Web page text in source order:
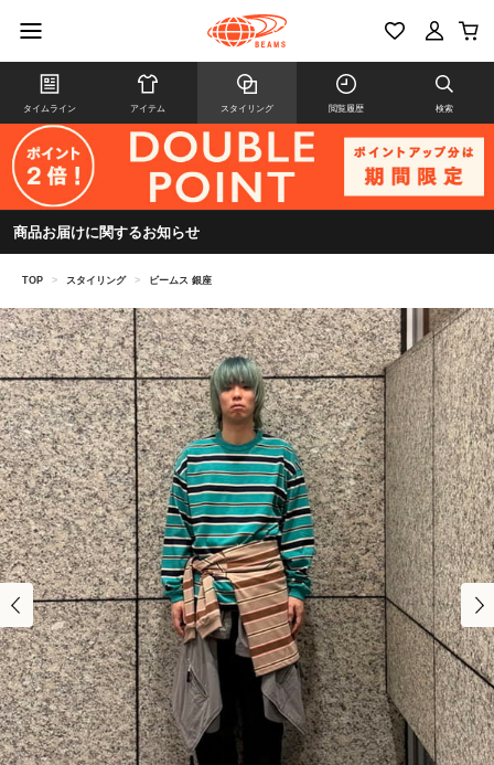
タイムライン アイテム スタイリング 閲覧履歴 検索
商品お届けに関するお知らせ
TOP > スタイリング > ビームス 銀座